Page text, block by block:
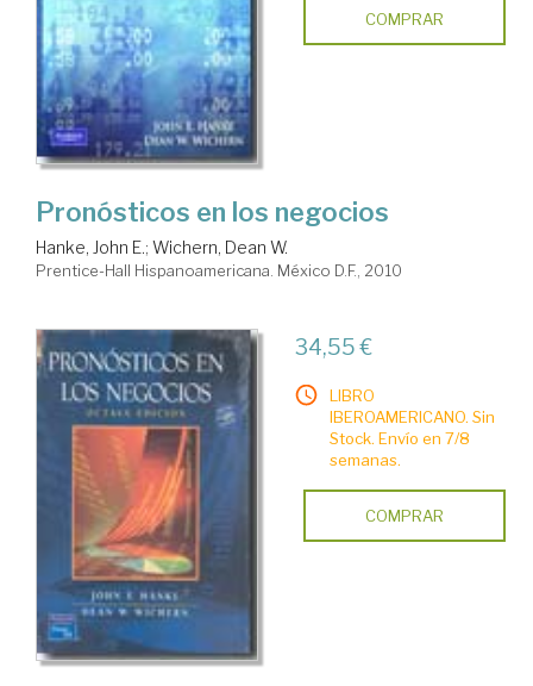
COMPRAR
Pronósticos en los negocios
Hanke, John E.; Wichern, Dean W.
Prentice-Hall Hispanoamericana. México D.F., 2010
34,55 €
LIBRO
IBEROAMERICANO. Sin
Stock. Envío en 7/8
semanas.
COMPRAR